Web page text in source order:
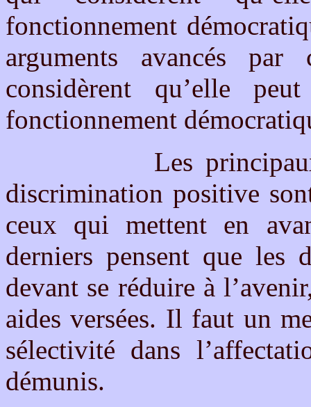
fonctionnement
arguments avancés
considèrent qu’elle
fonctionnement
Les principaux
discrimination positive
ceux qui mettent en
derniers pensent que les
devant se réduire à
aides versées. Il faut un
sélectivité dans
démunis.